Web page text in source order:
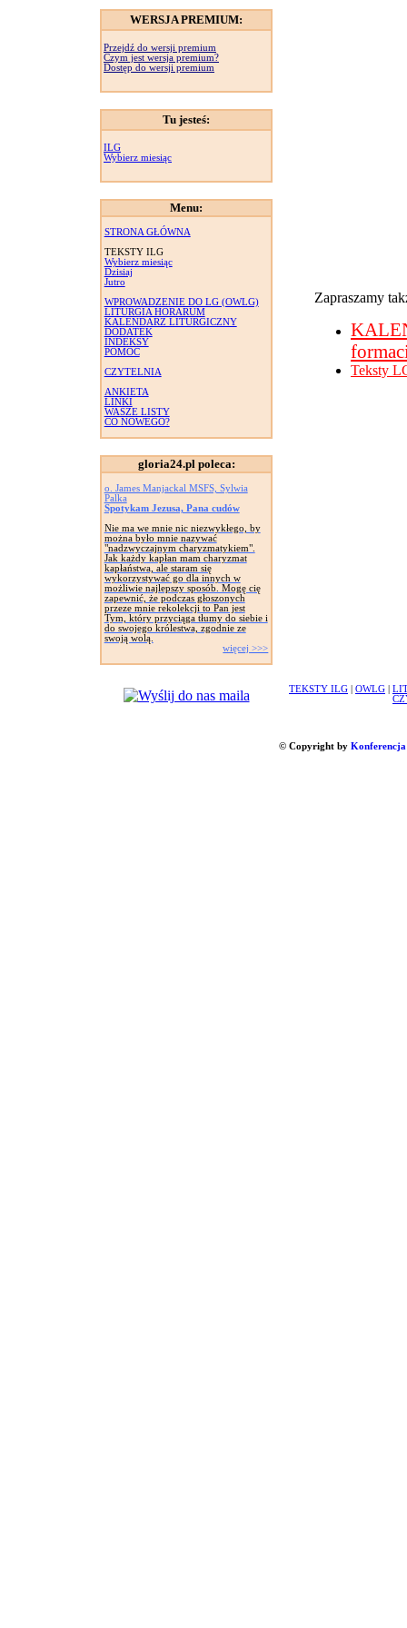
WERSJA PREMIUM:
Przejdź do wersji premium
Czym jest wersja premium?
Dostęp do wersji premium
Tu jesteś:
ILG
Wybierz miesiąc
Menu:
STRONA GŁÓWNA
TEKSTY ILG
Wybierz miesiąc
Dzisiaj
Jutro
WPROWADZENIE DO LG (OWLG)
LITURGIA HORARUM
KALENDARZ LITURGICZNY
DODATEK
INDEKSY
POMOC
CZYTELNIA
ANKIETA
LINKI
WASZE LISTY
CO NOWEGO?
gloria24.pl poleca:
o. James Manjackal MSFS, Sylwia
Palka
Spotykam Jezusa, Pana cudów
Nie ma we mnie nic niezwykłego, by
można było mnie nazywać
"nadzwyczajnym charyzmatykiem".
Jak każdy kapłan mam charyzmat
kapłaństwa, ale staram się
wykorzystywać go dla innych w
możliwie najlepszy sposób. Mogę cię
zapewnić, że podczas głoszonych
przeze mnie rekolekcji to Pan jest
Tym, który przyciąga tłumy do siebie i
do swojego królestwa, zgodnie ze
swoją wolą.
więcej >>>
Zapraszamy
Teksty
TEKSTY ILG OWLG
© Copyright by Konferencja